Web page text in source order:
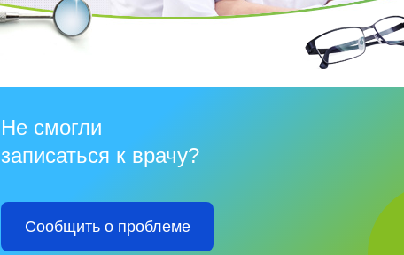
Не смогли
записаться к врачу?
Сообщить о проблеме